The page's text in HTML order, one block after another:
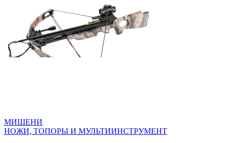
МИШЕНИ
НОЖИ, ТОПОРЫ И МУЛЬТИИНСТРУМЕНТ